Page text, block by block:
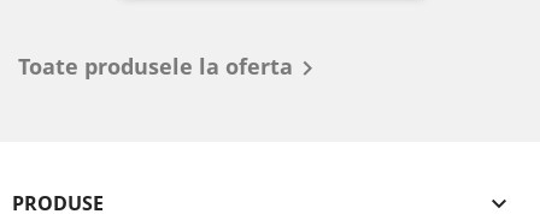
Toate produsele la oferta 
PRODUSE 